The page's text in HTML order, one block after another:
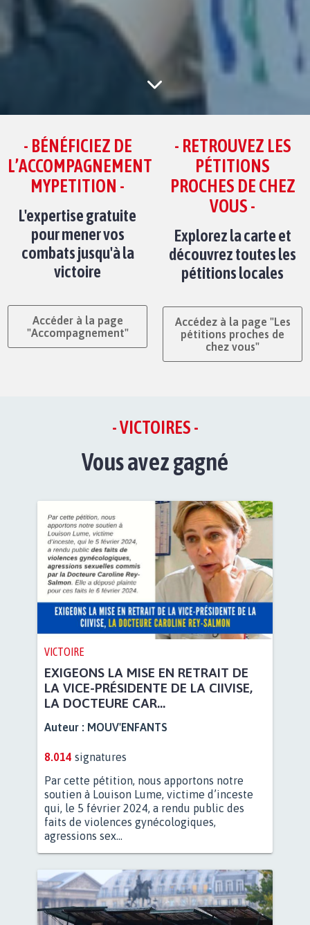
- BÉNÉFICIEZ DE
L’ACCOMPAGNEMENT
MYPETITION -
L'expertise gratuite
pour mener vos
combats jusqu'à la
victoire
Accéder à la page
"Accompagnement"
- RETROUVEZ LES
PÉTITIONS
PROCHES DE CHEZ
VOUS -
Explorez la carte et
découvrez toutes les
pétitions locales
Accédez à la page "Les
pétitions proches de
chez vous"
- VICTOIRES -
Vous avez gagné
VICTOIRE
EXIGEONS LA MISE EN RETRAIT DE
LA VICE-PRÉSIDENTE DE LA CIIVISE,
LA DOCTEURE CAR...
Auteur : MOUV'ENFANTS
8.014 signatures
Par cette pétition, nous apportons notre
soutien à Louison Lume, victime d’inceste
qui, le 5 février 2024, a rendu public des
faits de violences gynécologiques,
agressions sex...